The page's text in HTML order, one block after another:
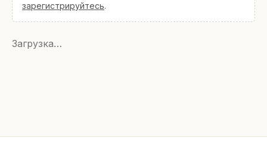
зарегистрируйтесь.
Загрузка…